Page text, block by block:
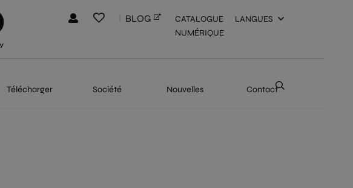
BLOG
CATALOGUE
NUMÉRIQUE
LANGUES
Télécharger Société Nouvelles Contact